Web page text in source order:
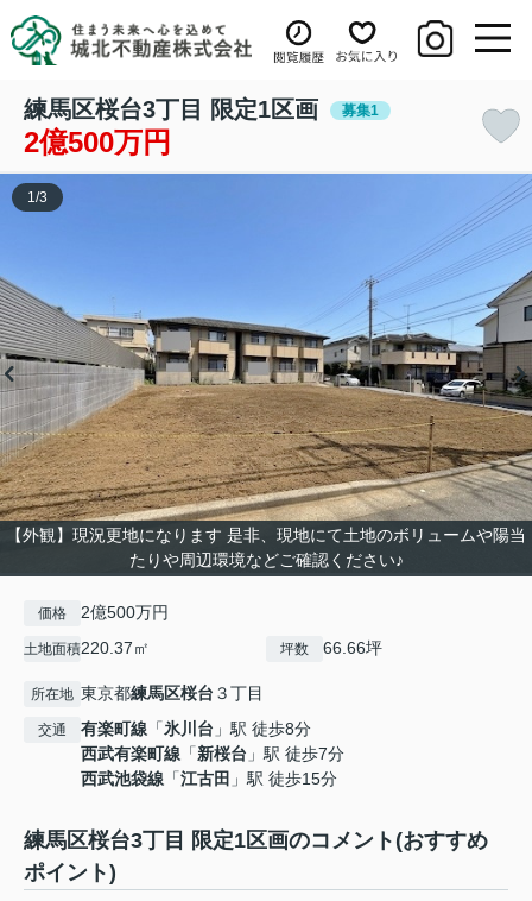
練馬区桜台3丁目 限定1区画 募集1
2億500万円
【外観】現況更地になります 是非、現地にて土地のボリュームや陽当
たりや周辺環境などご確認ください♪
1/3
価格 2億500万円
土地面積220.37㎡ 坪数 66.66坪
所在地 東京都練馬区桜台 ３丁目
交通 有楽町線 「氷川台 」駅 徒歩8分
西武有楽町線 「新桜台 」駅 徒歩7分
西武池袋線 「江古田 」駅 徒歩15分
練馬区桜台3丁目 限定1区画のコメント(おすすめ
ポイント)